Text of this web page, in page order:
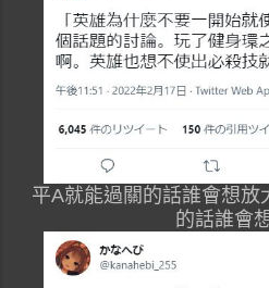
平A就能過關的話誰會想放
的話誰會